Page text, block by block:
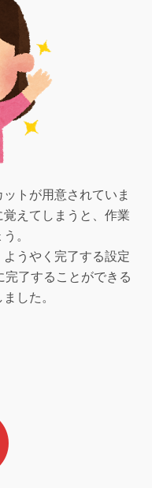
トが用意されていま
えてしまうと、作業
。
うやく完了する設定
了することができる
した。